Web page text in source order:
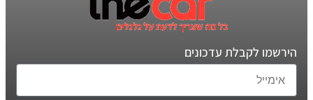
הירשמו לקבלת עדכונים